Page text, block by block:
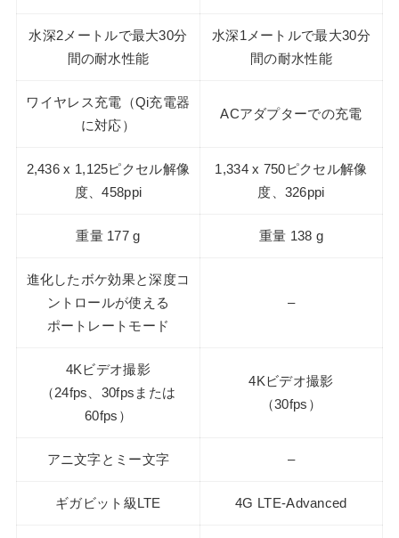
水深2メートルで最大30分
間の耐水性能
水深1メートルで最大30分
間の耐水性能
ワイヤレス充電（Qi充電器
に対応）
ACアダプターでの充電
2,436 x 1,125ピクセル解像
度、458ppi
1,334 x 750ピクセル解像
度、326ppi
重量 177 g 重量 138 g
進化したボケ効果と深度コ
ントロールが使える
ポートレートモード
–
4Kビデオ撮影
（24fps、30fpsまたは
60fps）
4Kビデオ撮影
（30fps）
アニ文字とミー文字 –
ギガビット級LTE 4G LTE-Advanced